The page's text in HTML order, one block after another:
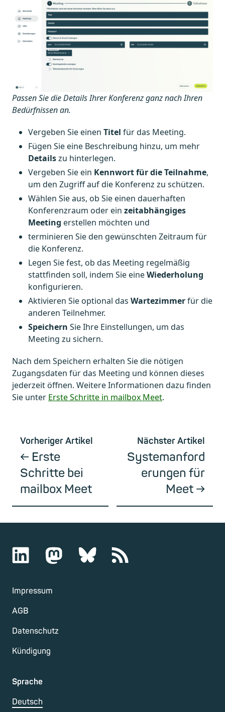
Passen Sie die Details Ihrer Konferenz ganz nach Ihren
Bedürfnissen an.
Vergeben Sie einen Titel für das Meeting.
Fügen Sie eine Beschreibung hinzu, um mehr
Detailszu hinterlegen.
Vergeben Sie ein Kennwort für die Teilnahme,
um den Zugriff auf die Konferenz zu schützen.
Wählen Sie aus, ob Sie einen dauerhaften
Konferenzraum oder ein zeitabhängiges
Meeting erstellen möchten und
terminieren Sie den gewünschten Zeitraum für
die Konferenz.
Legen Sie fest, ob das Meeting regelmäßig
stattfinden soll, indem Sie eineWiederholung
konfigurieren.
Aktivieren Sie optional das Wartezimmerfür die
anderen Teilnehmer.
Speichern Sie Ihre Einstellungen, um das
Meeting zu sichern.
Nach dem Speichern erhalten Sie die nötigen
Zugangsdaten für das Meeting und können dieses
jederzeit öffnen. Weitere Informationen dazu finden
Sie unter Erste Schritte in mailbox Meet.
Vorheriger Artikel
Erste
Schritte bei
mailbox Meet
Nächster Artikel
Systemanford
erungen für
Meet
Impressum
AGB
Datenschutz
Kündigung
Sprache
Deutsch